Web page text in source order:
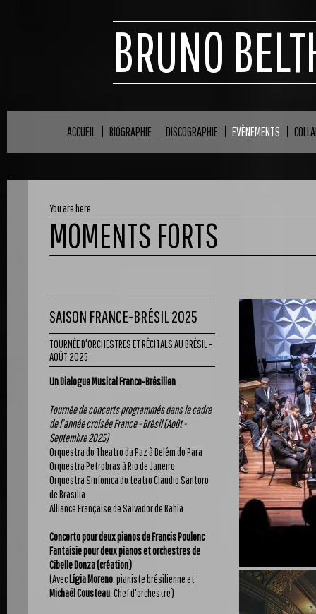
BRUNO
ACCUEIL BIOGRAPHIE DISCOGRAPHIE EVÈNEMENTS
You are here
MOMENTS FORTS
SAISON FRANCE-BRÉSIL 2025
TOURNÉE D'ORCHESTRES ET RÉCITALS AU BRÉSIL -
AOÛT 2025
Un Dialogue Musical Franco-Brésilien
Tournée de concerts programmés dans le cadre
de l’année croisée France - Brésil (Août -
Septembre 2025)
Orquestra do Theatro da Paz à Belém do Para
Orquestra Petrobras à Rio de Janeiro
Orquestra Sinfonica do teatro Claudio Santoro
de Brasilia
Alliance Française de Salvador de Bahia
Concerto pour deux pianos de Francis Poulenc
Fantaisie pour deux pianos et orchestres de
Cibelle Donza (création)
(AvecLígia Moreno , pianiste brésilienne et
Michaël Cousteau , Chef d'orchestre)